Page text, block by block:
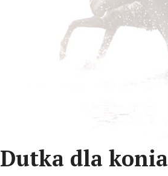
Dutka dla konia